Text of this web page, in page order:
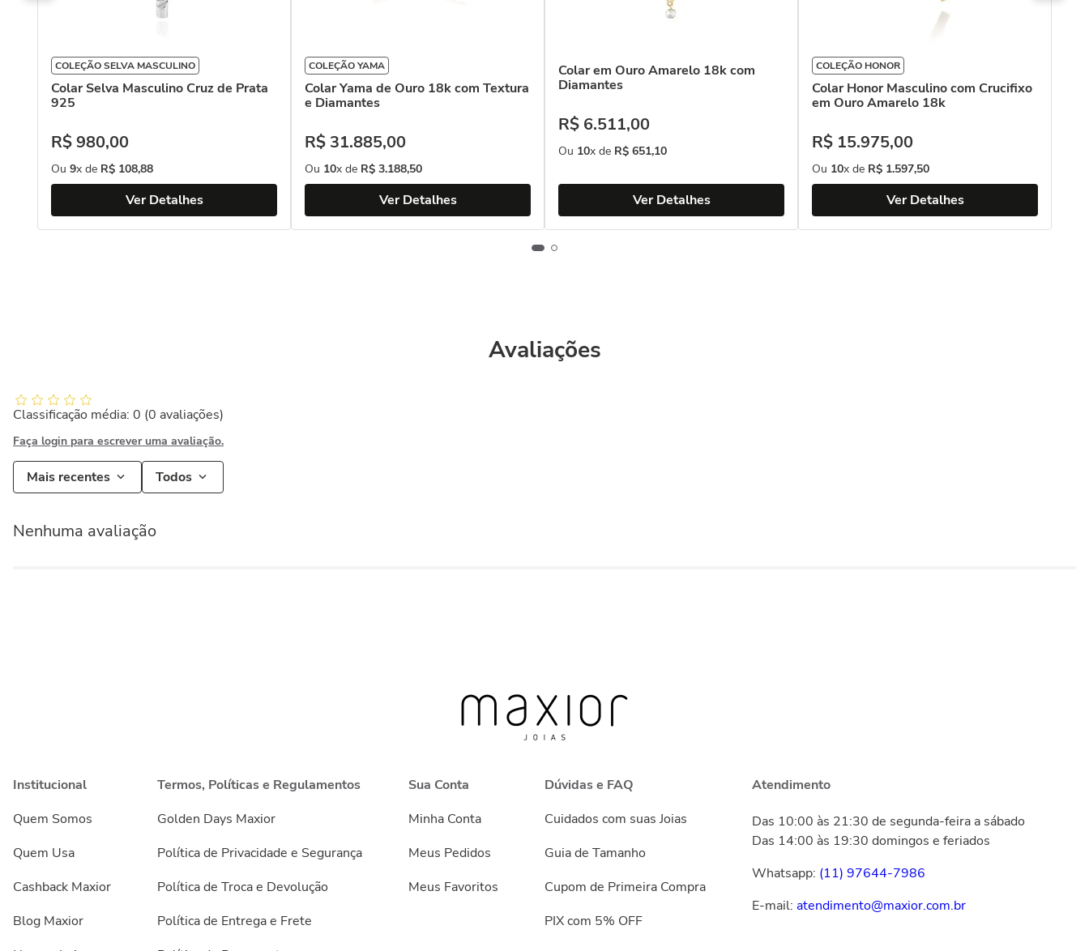
COLEÇÃO SELVA MASCULINO
Colar Selva Masculino Cruz de Prata
925
R$980,00
Ou 9x de R$ 108,88
Ver Detalhes
COLEÇÃO YAMA
Colar Yama de Ouro 18k com Textura
e Diamantes
R$ 31.885,00
Ou 10x de R$ 3.188,50
Ver Detalhes
Colar em Ouro Amarelo 18k com
Diamantes
R$ 6.511,00
Ou 10x de R$ 651,10
Ver Detalhes
COLEÇÃO HONOR
Colar Honor Masculino com Crucifixo
em Ouro Amarelo 18k
R$ 15.975,00
Ou 10x de R$ 1.597,50
Ver Detalhes
Avaliações
Classificação média: 0 (0 avaliações)
Faça login para escrever uma avaliação.
Mais recentes Todos
Nenhuma avaliação
Institucional
Quem Somos
Quem Usa
Cashback Maxior
Blog Maxior
Termos, Políticas e Regulamentos
Golden Days Maxior
Política de Privacidade e Segurança
Política de Troca e Devolução
Política de Entrega e Frete
Sua Conta
Minha Conta
Meus Pedidos
Meus Favoritos
Dúvidas e FAQ
Cuidados com suas Joias
Guia de Tamanho
Cupom de Primeira Compra
PIX com 5% OFF
Atendimento
Das 10:00 às 21:30 de segunda-feira a sábado
Das 14:00 às 19:30 domingos e feriados
Whatsapp: (11) 97644-7986
E-mail: atendimento@maxior.com.br